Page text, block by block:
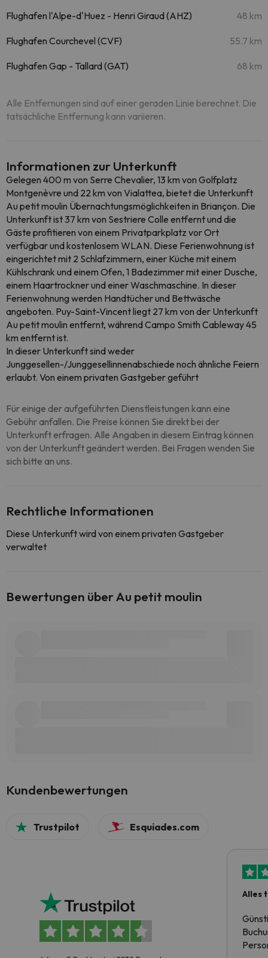
Flughafen l'Alpe-d'Huez - Henri Giraud (AHZ) 48 km
Flughafen Courchevel (CVF) 55.7 km
Flughafen Gap - Tallard (GAT) 68 km
Alle Entfernungen sind auf einer geraden Linie berechnet. Die
tatsächliche Entfernung kann variieren.
Informationen zur Unterkunft
Gelegen 400 m von Serre Chevalier, 13 km von Golfplatz
Montgenèvre und 22 km von Vialattea, bietet die Unterkunft
Au petit moulin Übernachtungsmöglichkeiten in Briançon. Die
Unterkunft ist 37 km von Sestriere Colle entfernt und die
Gäste profitieren von einem Privatparkplatz vor Ort
verfügbar und kostenlosem WLAN. Diese Ferienwohnung ist
eingerichtet mit 2 Schlafzimmern, einer Küche mit einem
Kühlschrank und einem Ofen, 1 Badezimmer mit einer Dusche,
einem Haartrockner und einer Waschmaschine. In dieser
Ferienwohnung werden Handtücher und Bettwäsche
angeboten. Puy-Saint-Vincent liegt 27 km von der Unterkunft
Au petit moulin entfernt, während Campo Smith Cableway 45
km entfernt ist.
In dieser Unterkunft sind weder
Junggesellen-/Junggesellinnenabschiede noch ähnliche Feiern
erlaubt. Von einem privaten Gastgeber geführt
Für einige der aufgeführten Dienstleistungen kann eine
Gebühr anfallen. Die Preise können Sie direkt bei der
Unterkunft erfragen. Alle Angaben in diesem Eintrag können
von der Unterkunft geändert werden. Bei Fragen wenden Sie
sich bitte an uns.
Rechtliche Informationen
Diese Unterkunft wird von einem privaten Gastgeber
verwaltet
Bewertungen über Au petit moulin
Kundenbewertungen
Trustpilot Esquiades.com
Alles